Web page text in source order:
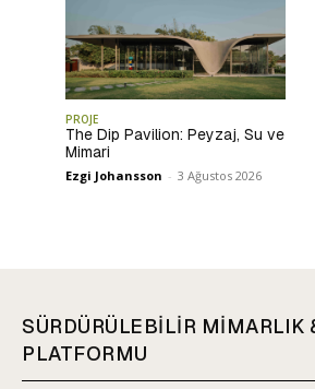
PROJE
The Dip Pavilion: Peyzaj, Su ve
Mimari
Ezgi Johansson - 3 Ağustos 2026
SÜRDÜRÜLEBİLİR MİMARLIK
PLATFORMU